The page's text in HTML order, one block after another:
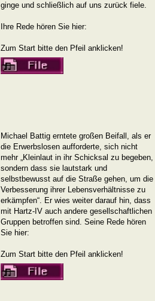
ginge und schließlich auf uns zurück fiele.
Ihre Rede hören Sie hier:
Zum Start bitte den Pfeil anklicken!
Michael Battig erntete großen Beifall, als er
die Erwerbslosen aufforderte, sich nicht
mehr „Kleinlaut in ihr Schicksal zu begeben,
sondern dass sie lautstark und
selbstbewusst auf die Straße gehen, um die
Verbesserung ihrer Lebensverhältnisse zu
erkämpfen“. Er wies weiter darauf hin, dass
mit Hartz-IV auch andere gesellschaftlichen
Gruppen betroffen sind. Seine Rede hören
Sie hier:
Zum Start bitte den Pfeil anklicken!